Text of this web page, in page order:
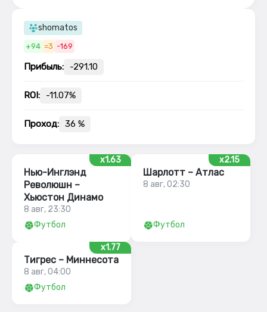
shomatos
+94 =3 -169
Прибыль: -291.10
ROI: -11.07%
Проход: 36 %
x1.63
Нью-Инглэнд
Революшн –
Хьюстон Динамо
8 авг, 23:30
Футбол
x2.15
Шарлотт – Атлас
8 авг, 02:30
Футбол
x1.77
Тигрес – Миннесота
8 авг, 04:00
Футбол